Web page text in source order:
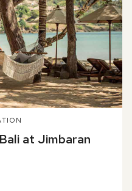
at Jimbaran